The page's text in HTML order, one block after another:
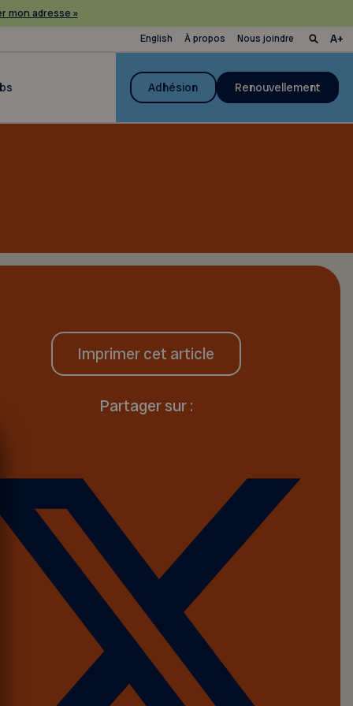
mon adresse »
English À propos Nous joindre
Adhésion Renouvellement
Imprimer cet article
Partager sur :